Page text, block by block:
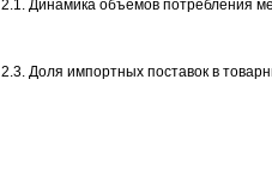
2.1. Динамика объемов потребления
2.3. Доля импортных поставок в